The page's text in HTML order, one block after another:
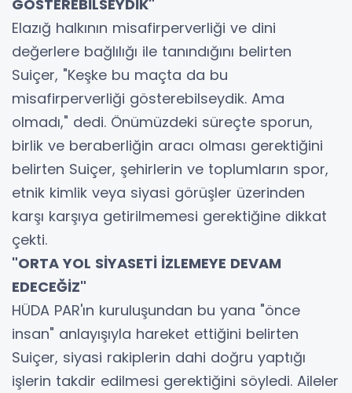
GÖSTEREBİLSEYDİK"
Elazığ halkının misafirperverliği ve dini
değerlere bağlılığı ile tanındığını belirten
Suiçer, "Keşke bu maçta da bu
misafirperverliği gösterebilseydik. Ama
olmadı," dedi. Önümüzdeki süreçte sporun,
birlik ve beraberliğin aracı olması gerektiğini
belirten Suiçer, şehirlerin ve toplumların spor,
etnik kimlik veya siyasi görüşler üzerinden
karşı karşıya getirilmemesi gerektiğine dikkat
çekti.
"ORTA YOL SİYASETİ İZLEMEYE DEVAM
EDECEĞİZ"
HÜDA PAR'ın kuruluşundan bu yana "önce
insan" anlayışıyla hareket ettiğini belirten
Suiçer, siyasi rakiplerin dahi doğru yaptığı
işlerin takdir edilmesi gerektiğini söyledi. Aileler